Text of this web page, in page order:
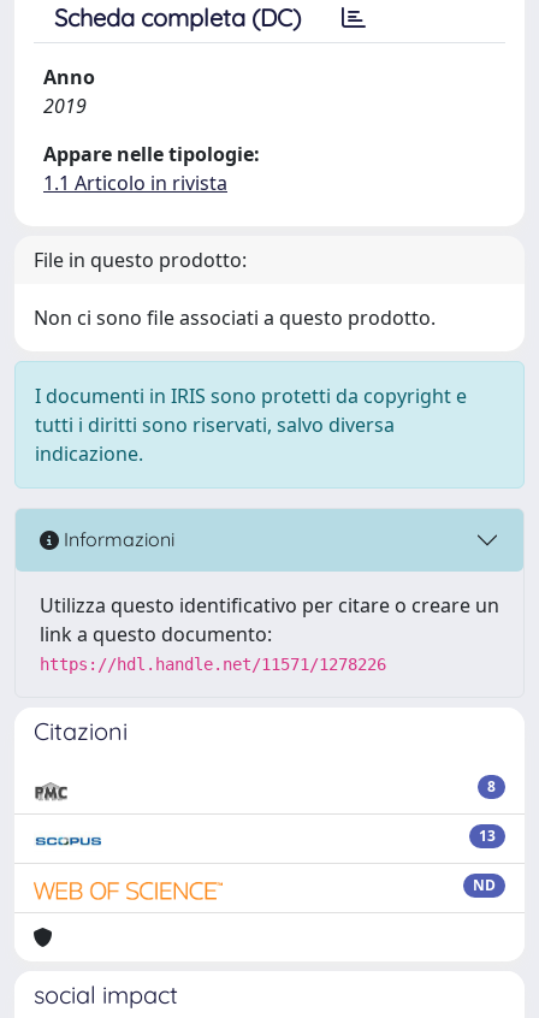
Scheda completa (DC)
Anno
2019
Appare nelle tipologie:
1.1 Articolo in rivista
File in questo prodotto:
Non ci sono file associati a questo prodotto.
I documenti in IRIS sono protetti da copyright e
tutti i diritti sono riservati, salvo diversa
indicazione.
Informazioni
Utilizza questo identificativo per citare o creare un
link a questo documento:
https://hdl.handle.net/11571/1278226
Citazioni
8
13
ND
social impact